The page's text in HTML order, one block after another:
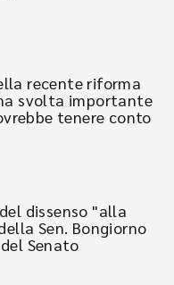
recente riforma
svolta importante
tenere conto
dissenso "alla
Sen. Bongiorno
Senato